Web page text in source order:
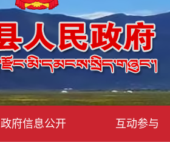
政府信息公开 互动参与